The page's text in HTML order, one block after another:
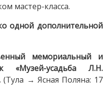
мастер-класса.
одной дополнительной
мемориальный и
«Музей-усадьба Л.Н.
(Тула → Ясная Поляна: 17